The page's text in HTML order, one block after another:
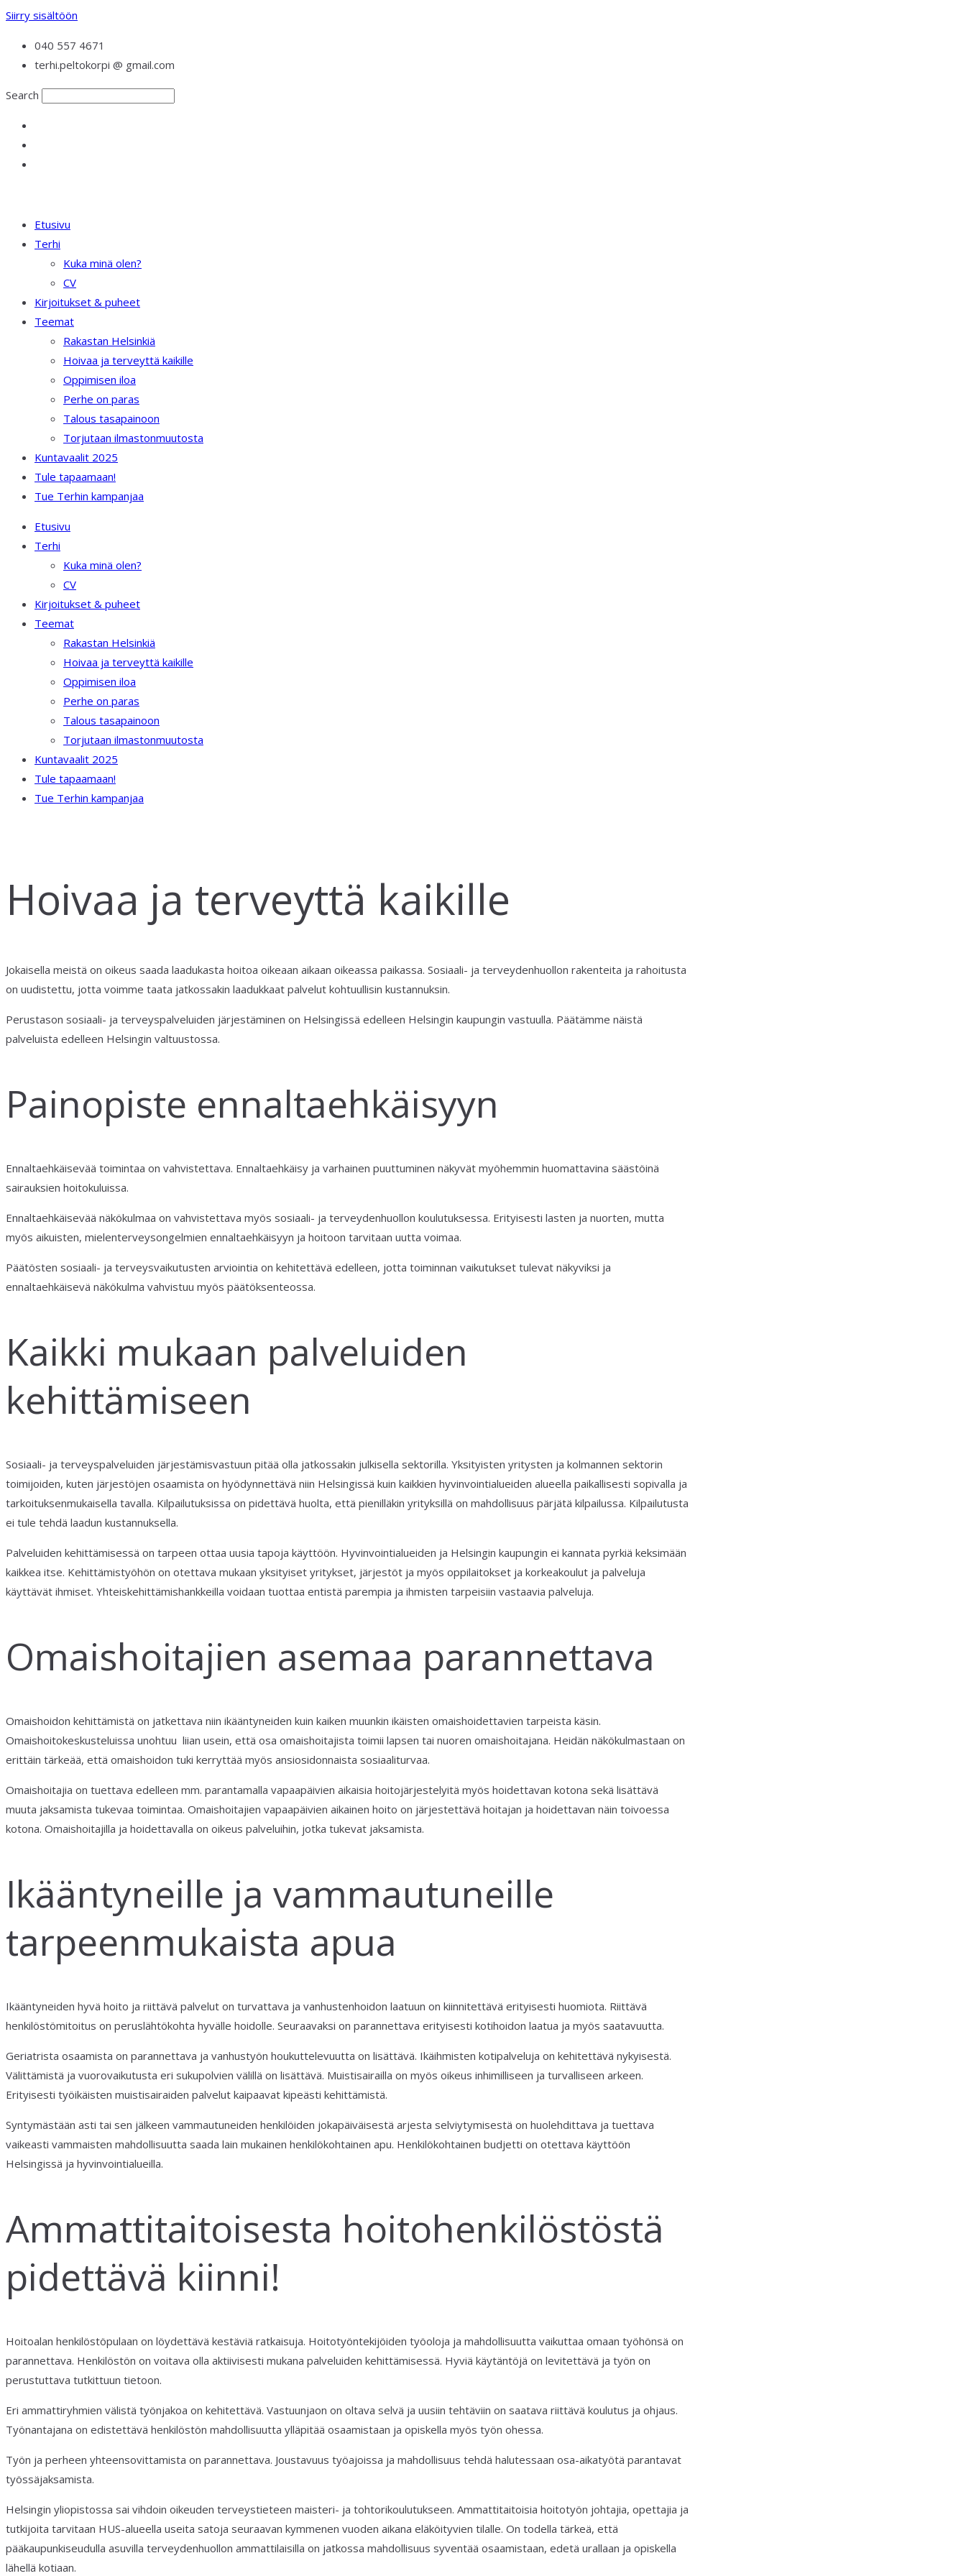
Siirry sisältöön
040 557 4671
terhi.peltokorpi @ gmail.com
Search
Etusivu
Terhi
Kuka minä olen?
CV
Kirjoitukset & puheet
Teemat
Rakastan Helsinkiä
Hoivaa ja terveyttä kaikille
Oppimisen iloa
Perhe on paras
Talous tasapainoon
Torjutaan ilmastonmuutosta
Kuntavaalit 2025
Tule tapaamaan!
Tue Terhin kampanjaa
Etusivu
Terhi
Kuka minä olen?
CV
Kirjoitukset & puheet
Teemat
Rakastan Helsinkiä
Hoivaa ja terveyttä kaikille
Oppimisen iloa
Perhe on paras
Talous tasapainoon
Torjutaan ilmastonmuutosta
Kuntavaalit 2025
Tule tapaamaan!
Tue Terhin kampanjaa
Hoivaa ja terveyttä kaikille
Jokaisella meistä on oikeus saada laadukasta hoitoa oikeaan aikaan oikeassa paikassa. Sosiaali- ja terveydenhuollon rakenteita ja rahoitusta
on uudistettu, jotta voimme taata jatkossakin laadukkaat palvelut kohtuullisin kustannuksin.
Perustason sosiaali- ja terveyspalveluiden järjestäminen on Helsingissä edelleen Helsingin kaupungin vastuulla. Päätämme näistä
palveluista edelleen Helsingin valtuustossa.
Painopiste ennaltaehkäisyyn
Ennaltaehkäisevää toimintaa on vahvistettava. Ennaltaehkäisy ja varhainen puuttuminen näkyvät myöhemmin huomattavina säästöinä
sairauksien hoitokuluissa.
Ennaltaehkäisevää näkökulmaa on vahvistettava myös sosiaali- ja terveydenhuollon koulutuksessa. Erityisesti lasten ja nuorten, mutta
myös aikuisten, mielenterveysongelmien ennaltaehkäisyyn ja hoitoon tarvitaan uutta voimaa.
Päätösten sosiaali- ja terveysvaikutusten arviointia on kehitettävä edelleen, jotta toiminnan vaikutukset tulevat näkyviksi ja
ennaltaehkäisevä näkökulma vahvistuu myös päätöksenteossa.
Kaikki mukaan palveluiden
kehittämiseen
Sosiaali- ja terveyspalveluiden järjestämisvastuun pitää olla jatkossakin julkisella sektorilla. Yksityisten yritysten ja kolmannen sektorin
toimijoiden, kuten järjestöjen osaamista on hyödynnettävä niin Helsingissä kuin kaikkien hyvinvointialueiden alueella paikallisesti sopivalla ja
tarkoituksenmukaisella tavalla. Kilpailutuksissa on pidettävä huolta, että pienilläkin yrityksillä on mahdollisuus pärjätä kilpailussa. Kilpailutusta
ei tule tehdä laadun kustannuksella.
Palveluiden kehittämisessä on tarpeen ottaa uusia tapoja käyttöön. Hyvinvointialueiden ja Helsingin kaupungin ei kannata pyrkiä keksimään
kaikkea itse. Kehittämistyöhön on otettava mukaan yksityiset yritykset, järjestöt ja myös oppilaitokset ja korkeakoulut ja palveluja
käyttävät ihmiset. Yhteiskehittämishankkeilla voidaan tuottaa entistä parempia ja ihmisten tarpeisiin vastaavia palveluja.
Omaishoitajien asemaa parannettava
Omaishoidon kehittämistä on jatkettava niin ikääntyneiden kuin kaiken muunkin ikäisten omaishoidettavien tarpeista käsin.
Omaishoitokeskusteluissa unohtuu liian usein, että osa omaishoitajista toimii lapsen tai nuoren omaishoitajana. Heidän näkökulmastaan on
erittäin tärkeää, että omaishoidon tuki kerryttää myös ansiosidonnaista sosiaaliturvaa.
Omaishoitajia on tuettava edelleen mm. parantamalla vapaapäivien aikaisia hoitojärjestelyitä myös hoidettavan kotona sekä lisättävä
muuta jaksamista tukevaa toimintaa. Omaishoitajien vapaapäivien aikainen hoito on järjestettävä hoitajan ja hoidettavan näin toivoessa
kotona. Omaishoitajilla ja hoidettavalla on oikeus palveluihin, jotka tukevat jaksamista.
Ikääntyneille ja vammautuneille
tarpeenmukaista apua
Ikääntyneiden hyvä hoito ja riittävä palvelut on turvattava ja vanhustenhoidon laatuun on kiinnitettävä erityisesti huomiota. Riittävä
henkilöstömitoitus on peruslähtökohta hyvälle hoidolle. Seuraavaksi on parannettava erityisesti kotihoidon laatua ja myös saatavuutta.
Geriatrista osaamista on parannettava ja vanhustyön houkuttelevuutta on lisättävä. Ikäihmisten kotipalveluja on kehitettävä nykyisestä.
Välittämistä ja vuorovaikutusta eri sukupolvien välillä on lisättävä. Muistisairailla on myös oikeus inhimilliseen ja turvalliseen arkeen.
Erityisesti työikäisten muistisairaiden palvelut kaipaavat kipeästi kehittämistä.
Syntymästään asti tai sen jälkeen vammautuneiden henkilöiden jokapäiväisestä arjesta selviytymisestä on huolehdittava ja tuettava
vaikeasti vammaisten mahdollisuutta saada lain mukainen henkilökohtainen apu. Henkilökohtainen budjetti on otettava käyttöön
Helsingissä ja hyvinvointialueilla.
Ammattitaitoisesta hoitohenkilöstöstä
pidettävä kiinni!
Hoitoalan henkilöstöpulaan on löydettävä kestäviä ratkaisuja. Hoitotyöntekijöiden työoloja ja mahdollisuutta vaikuttaa omaan työhönsä on
parannettava. Henkilöstön on voitava olla aktiivisesti mukana palveluiden kehittämisessä. Hyviä käytäntöjä on levitettävä ja työn on
perustuttava tutkittuun tietoon.
Eri ammattiryhmien välistä työnjakoa on kehitettävä. Vastuunjaon on oltava selvä ja uusiin tehtäviin on saatava riittävä koulutus ja ohjaus.
Työnantajana on edistettävä henkilöstön mahdollisuutta ylläpitää osaamistaan ja opiskella myös työn ohessa.
Työn ja perheen yhteensovittamista on parannettava. Joustavuus työajoissa ja mahdollisuus tehdä halutessaan osa-aikatyötä parantavat
työssäjaksamista.
Helsingin yliopistossa sai vihdoin oikeuden terveystieteen maisteri- ja tohtorikoulutukseen. Ammattitaitoisia hoitotyön johtajia, opettajia ja
tutkijoita tarvitaan HUS-alueella useita satoja seuraavan kymmenen vuoden aikana eläköityvien tilalle. On todella tärkeä, että
pääkaupunkiseudulla asuvilla terveydenhuollon ammattilaisilla on jatkossa mahdollisuus syventää osaamistaan, edetä urallaan ja opiskella
lähellä kotiaan.